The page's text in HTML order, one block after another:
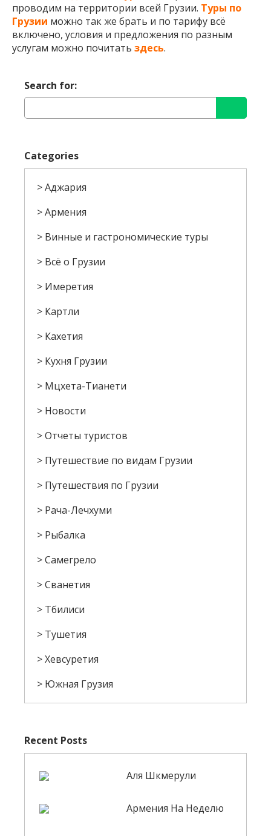
проводим на территории всей Грузии. Туры по
Грузии можно так же брать и по тарифу всё
включено, условия и предложения по разным
услугам можно почитать здесь.
Search for:
Categories
Аджария
Армения
Винные и гастрономические туры
Всё о Грузии
Имеретия
Картли
Кахетия
Кухня Грузии
Мцхета-Тианети
Новости
Отчеты туристов
Путешествие по видам Грузии
Путешествия по Грузии
Рача-Лечхуми
Рыбалка
Самегрело
Сванетия
Тбилиси
Тушетия
Хевсуретия
Южная Грузия
Recent Posts
Аля Шкмерули
Армения На Неделю